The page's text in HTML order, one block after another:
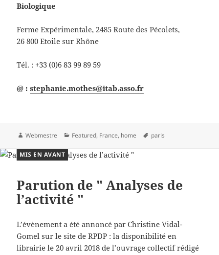
Biologique
Ferme Expérimentale, 2485 Route des Pécolets,
26 800 Etoile sur Rhône
Tél. : +33 (0)6 83 99 89 59
@ : stephanie.mothes@itab.asso.fr
Auteur
Webmestre Catégories
Featured, France, home
Mots-
paris
Parution de " Analyses de
l’activité "
L’évènement a été annoncé par Christine Vidal-
Gomel sur le site de RPDP : la disponibilité en
librairie le 20 avril 2018 de l’ouvrage collectif rédigé
MIS EN AVANT